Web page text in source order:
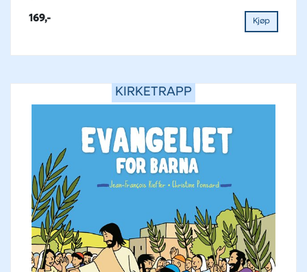
169,- Kjøp
KIRKETRAPP